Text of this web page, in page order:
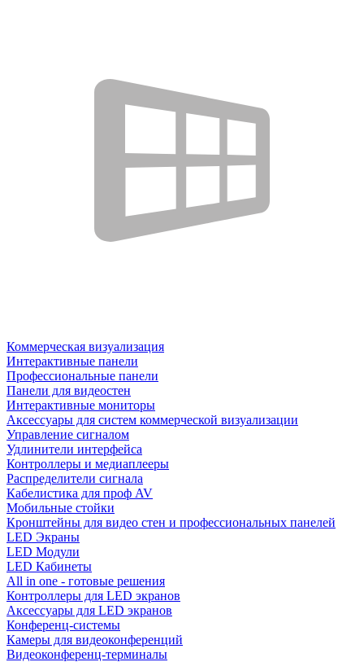
Коммерческая визуализация
Интерактивные панели
Профессиональные панели
Панели для видеостен
Интерактивные мониторы
Аксессуары для систем коммерческой визуализации
Управление сигналом
Удлинители интерфейса
Контроллеры и медиаплееры
Распределители сигнала
Кабелистика для проф AV
Мобильные стойки
Кронштейны для видео стен и профессиональных панелей
LED Экраны
LED Модули
LED Кабинеты
All in one - готовые решения
Контроллеры для LED экранов
Аксессуары для LED экранов
Конференц-системы
Камеры для видеоконференций
Видеоконференц-терминалы